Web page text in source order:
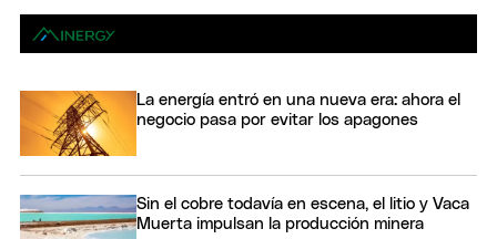
La energía entró en una nueva era: ahora el
negocio pasa por evitar los apagones
Sin el cobre todavía en escena, el litio y Vaca
Muerta impulsan la producción minera